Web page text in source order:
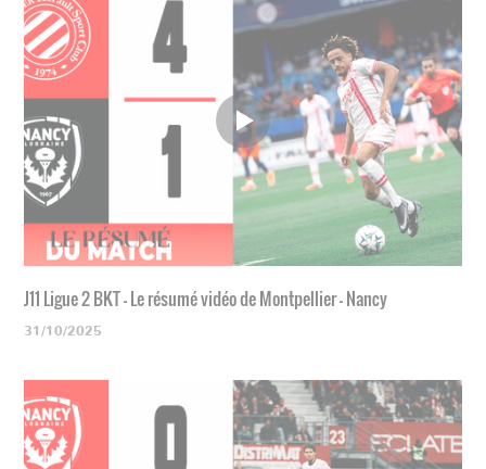
J11 Ligue 2 BKT - Le résumé vidéo de Montpellier - Nancy
31/10/2025